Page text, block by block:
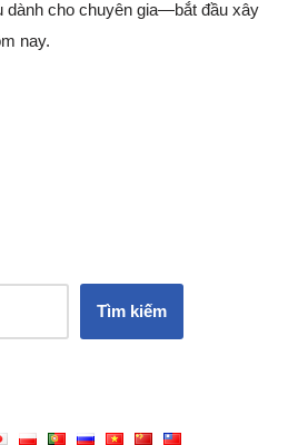
dành cho chuyên gia—bắt đầu xây
nay.
Tìm kiếm